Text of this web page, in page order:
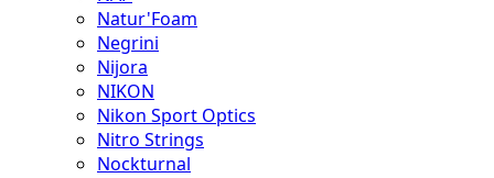
Natur'Foam
Negrini
Nijora
NIKON
Nikon Sport Optics
Nitro Strings
Nockturnal